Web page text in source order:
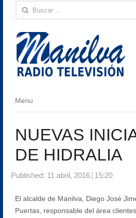
Buscar:
Menu
Menu
NUEVAS
DE HIDRALIA
Published: 11 abril, 2016 15:20
El alcalde de Manilva, Diego José
Puertas, responsable del área